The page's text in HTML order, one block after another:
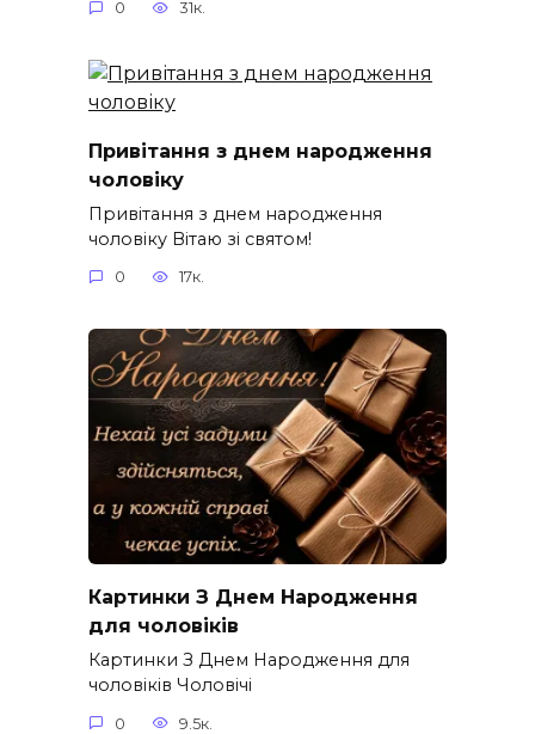
0 31к.
Привітання з днем народження
чоловіку
Привітання з днем народження
чоловіку Вітаю зі святом!
0 17к.
Картинки З Днем Народження
для чоловіків​
Картинки З Днем Народження для
чоловіків​ Чоловічі
0 9.5к.